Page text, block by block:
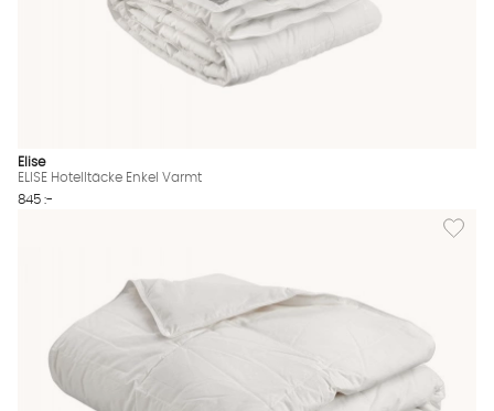
Elise
ELISE Hotelltäcke Enkel Varmt
845 :-
Lägg